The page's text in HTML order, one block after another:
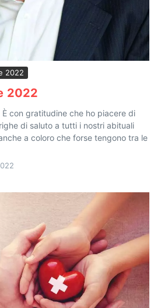
2022
2022
con gratitudine che ho piacere di
di saluto a tutti i nostri abituali
a coloro che forse tengono tra le